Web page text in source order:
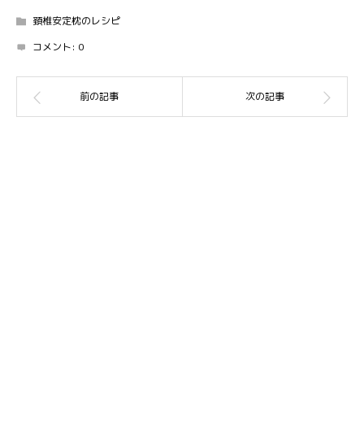
頚椎安定枕のレシピ
コメント: 0